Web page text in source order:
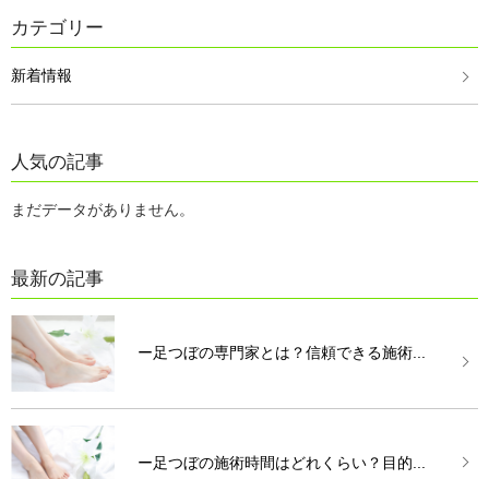
カテゴリー
新着情報
人気の記事
まだデータがありません。
最新の記事
ー足つぼの専門家とは？信頼できる施術...
ー足つぼの施術時間はどれくらい？目的...